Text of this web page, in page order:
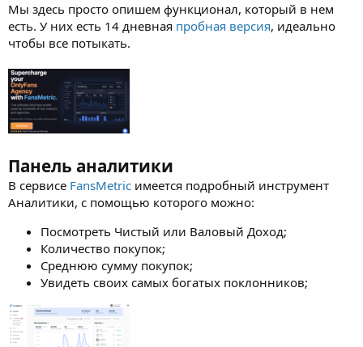
Мы здесь просто опишем функционал, который в нем
есть. У них есть 14 дневная пробная версия, идеально
чтобы все потыкать.
Панель аналитики
В сервисе FansMetric имеется подробный инструмент
Аналитики, с помощью которого можно:
Посмотреть Чистый или Валовый Доход;
Количество покупок;
Среднюю сумму покупок;
Увидеть своих самых богатых поклонников;